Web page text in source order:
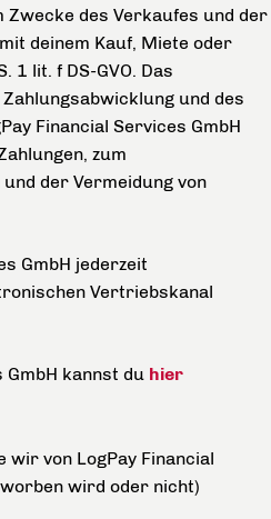
Zwecke des Verkaufes und der
deinem Kauf, Miete oder
1 lit. f DS-GVO. Das
und des
Financial Services GmbH
zum
der Vermeidung von
GmbH jederzeit
Vertriebskanal
kannst du hier
von LogPay Financial
wird oder nicht)